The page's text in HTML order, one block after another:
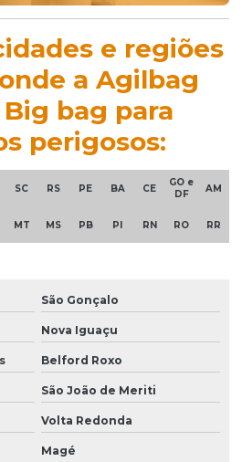
e regiões
a Agilbag
bag para
perigosos:
SC RS PE BA CE
GO e
DF
AM
MT MS PB PI RN RO RR
São Gonçalo
Nova Iguaçu
Belford Roxo
São João de Meriti
Volta Redonda
Magé